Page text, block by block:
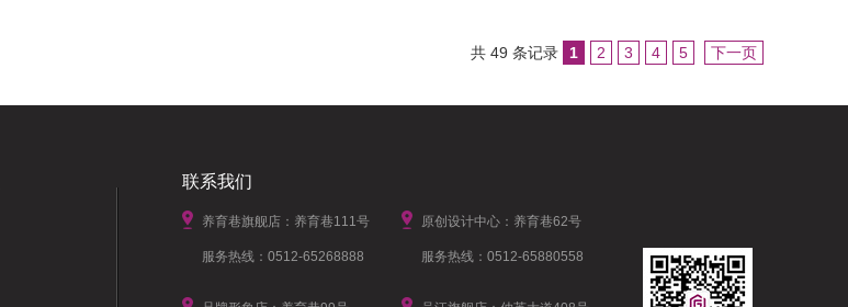
共 49 条记录 1 2 3 4 5 下一页
联系我们
养育巷旗舰店：养育巷111号
服务热线：0512-65268888
原创设计中心：养育巷62号
服务热线：0512-65880558